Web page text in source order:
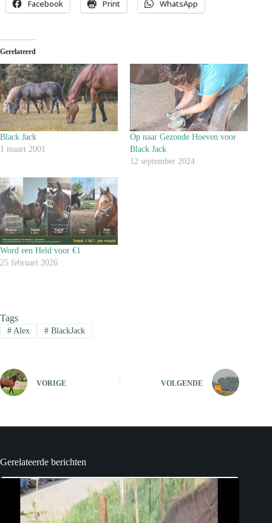
Facebook Print WhatsApp
Gerelateerd
Black Jack
1 maart 2001
Op naar Gezonde Hoeven voor
Black Jack
12 september 2024
Word een Held voor €1
25 februari 2026
Tags
#Alex #BlackJack
VORIGE VOLGENDE
Gerelateerde berichten